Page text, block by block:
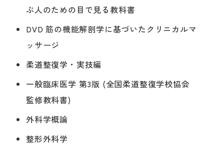
ぶ人のための目で見る教科書
DVD 筋の機能解剖学に基づいたクリニカルマ
ッサージ
柔道整復学・実技編
一般臨床医学 第3版 (全国柔道整復学校協会
監修教科書)
外科学概論
整形外科学